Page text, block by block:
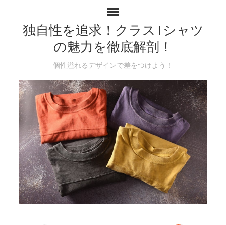
独自性を追求！クラスTシャツ
の魅力を徹底解剖！
個性溢れるデザインで差をつけよう！